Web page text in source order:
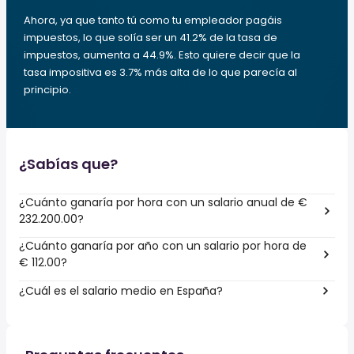
Ahora, ya que tanto tú como tu empleador pagáis
impuestos, lo que solía ser un 41.2% de la tasa de
impuestos, aumenta a 44.9%. Esto quiere decir que la
tasa impositiva es 3.7% más alta de lo que parecía al
principio.
¿Sabías que?
¿Cuánto ganaría por hora con un salario anual de €
232.200.00?
¿Cuánto ganaría por año con un salario por hora de
€ 112.00?
¿Cuál es el salario medio en España?